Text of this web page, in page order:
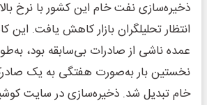
ذخیره‌سازی نفت خام این کشور با نرخ
انتظار تحلیلگران بازار کاهش یافت.
عمده ناشی از صادرات بی‌سابقه بود،
نخستین‌ بار به‌صورت هفتگی به یک
خام تبدیل شد. ذخیره‌سازی در سایت